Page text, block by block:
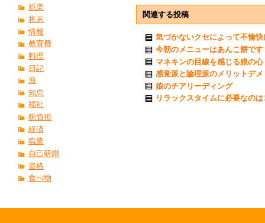
関連する投稿
気づかないクセによって不愉快
今朝のメニューはあんこ餅です
マネキンの目線を感じる娘の心
感覚派と論理派のメリットデメ
娘のチアリーディング
リラックスタイムに必要なの
娯楽
将来
情報
教育費
料理
日記
海
知恵
福祉
税負担
経済
職業
自己研鑚
資格
食べ物